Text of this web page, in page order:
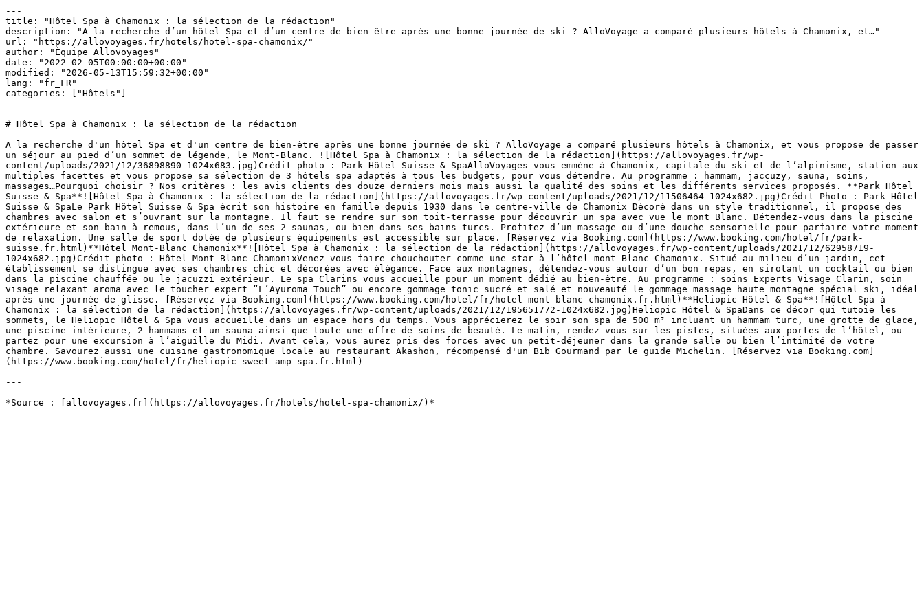
---
title: "Hôtel Spa à Chamonix : la sélection de la rédaction"
description: "A la recherche d’un hôtel Spa et d’un centre de bien-être après une bonne journée de ski ? AlloVoyage a comparé plusieurs hôtels à Chamonix, et…"
url: "https://allovoyages.fr/hotels/hotel-spa-chamonix/"
author: "Équipe Allovoyages"
date: "2022-02-05T00:00:00+00:00"
modified: "2026-05-13T15:59:32+00:00"
lang: "fr_FR"
categories: ["Hôtels"]
---
# Hôtel Spa à Chamonix : la sélection de la rédaction
A la recherche d'un hôtel Spa et d'un centre de bien-être après une bonne journée de ski ? AlloVoyage a comparé plusieurs hôtels à Chamonix, et vous propose de passer
un séjour au pied d’un sommet de légende, le Mont-Blanc. ![Hôtel Spa à Chamonix : la sélection de la rédaction](https://allovoyages.fr/wp-
content/uploads/2021/12/36898890-1024x683.jpg)Crédit photo : Park Hôtel Suisse & SpaAlloVoyages vous emmène à Chamonix, capitale du ski et de l’alpinisme, station aux
multiples facettes et vous propose sa sélection de 3 hôtels spa adaptés à tous les budgets, pour vous détendre. Au programme : hammam, jaccuzy, sauna, soins,
massages…Pourquoi choisir ? Nos critères : les avis clients des douze derniers mois mais aussi la qualité des soins et les différents services proposés. **Park Hôtel
Suisse & Spa**![Hôtel Spa à Chamonix : la sélection de la rédaction](https://allovoyages.fr/wp-content/uploads/2021/12/11506464-1024x682.jpg)Crédit Photo : Park Hôtel
Suisse & SpaLe Park Hôtel Suisse & Spa écrit son histoire en famille depuis 1930 dans le centre-ville de Chamonix Décoré dans un style traditionnel, il propose des
chambres avec salon et s’ouvrant sur la montagne. Il faut se rendre sur son toit-terrasse pour découvrir un spa avec vue le mont Blanc. Détendez-vous dans la piscine
extérieure et son bain à remous, dans l’un de ses 2 saunas, ou bien dans ses bains turcs. Profitez d’un massage ou d’une douche sensorielle pour parfaire votre moment
de relaxation. Une salle de sport dotée de plusieurs équipements est accessible sur place. [Réservez via Booking.com](https://www.booking.com/hotel/fr/park-
suisse.fr.html)**Hôtel Mont-Blanc Chamonix**![Hôtel Spa à Chamonix : la sélection de la rédaction](https://allovoyages.fr/wp-content/uploads/2021/12/62958719-
1024x682.jpg)Crédit photo : Hôtel Mont-Blanc ChamonixVenez-vous faire chouchouter comme une star à l’hôtel mont Blanc Chamonix. Situé au milieu d’un jardin, cet
établissement se distingue avec ses chambres chic et décorées avec élégance. Face aux montagnes, détendez-vous autour d’un bon repas, en sirotant un cocktail ou bien
dans la piscine chauffée ou le jacuzzi extérieur. Le spa Clarins vous accueille pour un moment dédié au bien-être. Au programme : soins Experts Visage Clarin, soin
visage relaxant aroma avec le toucher expert “L’Ayuroma Touch” ou encore gommage tonic sucré et salé et nouveauté le gommage massage haute montagne spécial ski, idéal
après une journée de glisse. [Réservez via Booking.com](https://www.booking.com/hotel/fr/hotel-mont-blanc-chamonix.fr.html)**Heliopic Hôtel & Spa**![Hôtel Spa à
Chamonix : la sélection de la rédaction](https://allovoyages.fr/wp-content/uploads/2021/12/195651772-1024x682.jpg)Heliopic Hôtel & SpaDans ce décor qui tutoie les
sommets, le Heliopic Hôtel & Spa vous accueille dans un espace hors du temps. Vous apprécierez le soir son spa de 500 m² incluant un hammam turc, une grotte de glace,
une piscine intérieure, 2 hammams et un sauna ainsi que toute une offre de soins de beauté. Le matin, rendez-vous sur les pistes, situées aux portes de l’hôtel, ou
partez pour une excursion à l’aiguille du Midi. Avant cela, vous aurez pris des forces avec un petit-déjeuner dans la grande salle ou bien l’intimité de votre
chambre. Savourez aussi une cuisine gastronomique locale au restaurant Akashon, récompensé d'un Bib Gourmand par le guide Michelin. [Réservez via Booking.com]
(https://www.booking.com/hotel/fr/heliopic-sweet-amp-spa.fr.html)
---